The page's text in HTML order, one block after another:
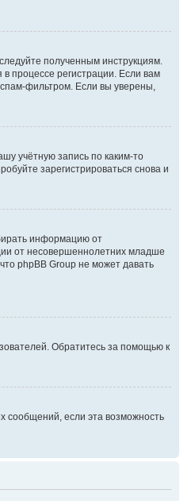
полученным инструкциям.
процессе регистрации. Если вам
фильтром. Если вы уверены,
учётную запись по каким-то
зарегистрироваться снова и
информацию от
от несовершеннолетних младше
phpBB Group не может давать
Обратитесь за помощью к
сообщений, если эта возможность